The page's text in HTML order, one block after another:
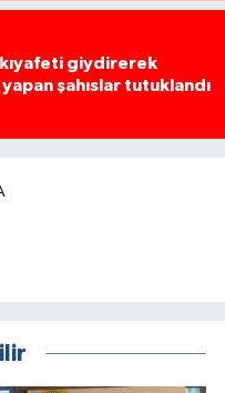
kıyafeti giydirerek
şahıslar tutuklandı